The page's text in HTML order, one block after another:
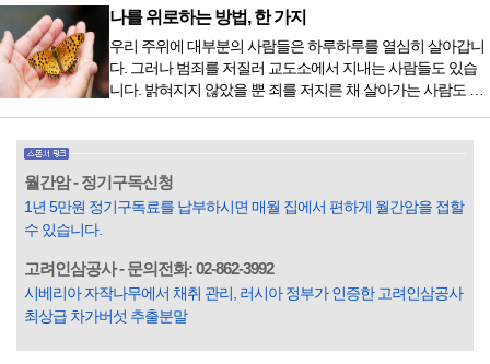
막이 열리기 전. 그 특유의 무대 냄새를 맡았을 때의 긴장감 같
은 것이었다. 두 금동 미륵 반가사유상을 만나러 가는 길은 그
렇게 시작됐다. 두 반가사유상을 알게 된 것은 몇 해 전이었다.
잡지의 발행인으로 독자에게 선보일 좋은 콘텐츠를 고민하던
중 우리 문화재를 하나씩 소개하고자...
나를 위로하는 방법, 한 가지
우리 주위에 대부분의 사람들은 하루하루를 열심히 살아갑니
다. 그러나 범죄를 저질러 교도소에서 지내는 사람들도 있습
니다. 밝혀지지 않았을 뿐 죄를 저지른 채 살아가는 사람도 있
입힌다는 것입니다. 미꾸라지 한 마리가 시냇물을 흐린다는
옛말이 그저 허투루 생기지는 않은 듯합니다. 대부분의 사람
들은 열심히 살아갑니다. 그렇다고 97%의 사람들이 모두 착
월간암 - 정기구독신청
1년 5만원 정기구독료를 납부하시면 매월 집에서 편하게 월간암을 접할
수 있습니다.
고려인삼공사 - 문의전화: 02-862-3992
시베리아 자작나무에서 채취 관리, 러시아 정부가 인증한 고려인삼공사
최상급 차가버섯 추출분말